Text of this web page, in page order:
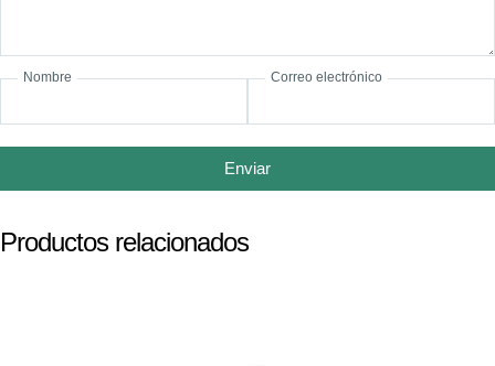
Nombre Correo electrónico
Enviar
Productos relacionados